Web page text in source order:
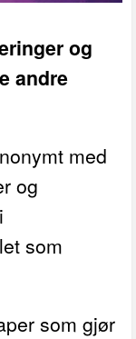
og
andre
med
og
som
som gjør